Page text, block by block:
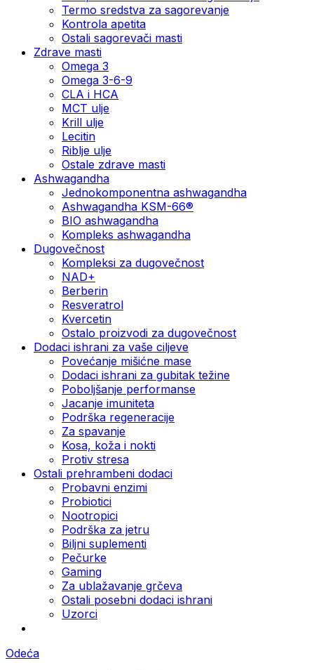
Termo sredstva za sagorevanje
Kontrola apetita
Ostali sagorevači masti
Zdrave masti
Omega 3
Omega 3-6-9
CLA i HCA
MCT ulje
Krill ulje
Lecitin
Riblje ulje
Ostale zdrave masti
Ashwagandha
Jednokomponentna ashwagandha
Ashwagandha KSM-66®
BIO ashwagandha
Kompleks ashwagandha
Dugovečnost
Kompleksi za dugovečnost
NAD+
Berberin
Resveratrol
Kvercetin
Ostalo proizvodi za dugovečnost
Dodaci ishrani za vaše ciljeve
Povećanje mišićne mase
Dodaci ishrani za gubitak težine
Poboljšanje performanse
Jacanje imuniteta
Podrška regeneracije
Za spavanje
Kosa, koža i nokti
Protiv stresa
Ostali prehrambeni dodaci
Probavni enzimi
Probiotici
Nootropici
Podrška za jetru
Biljni suplementi
Pečurke
Gaming
Za ublažavanje grčeva
Ostali posebni dodaci ishrani
Uzorci
Odeća